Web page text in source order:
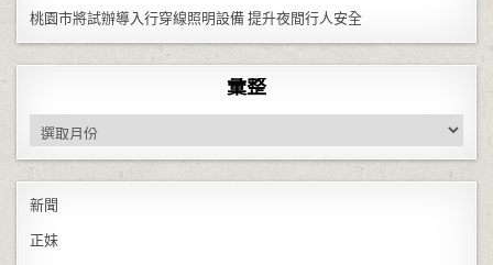
桃園市將試辦導入行穿線照明設備 提升夜間行人安全
彙整
彙整
新聞
正妹